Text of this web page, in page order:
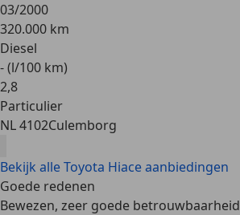
03/2000
320.000 km
Diesel
- (l/100 km)
2,8
Particulier
NL 4102Culemborg
Bekijk alle Toyota Hiace aanbiedingen
Goede redenen
Bewezen, zeer goede betrouwbaarheid